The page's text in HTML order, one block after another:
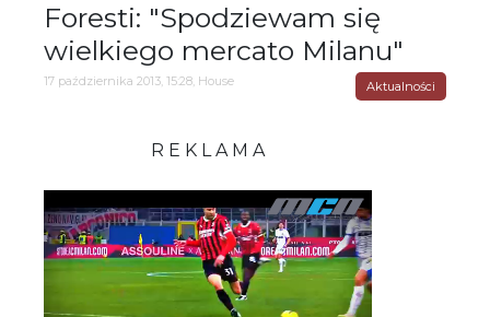
Foresti: "Spodziewam się
wielkiego mercato Milanu"
17 października 2013, 15:28, House Aktualności
R E K L A M A